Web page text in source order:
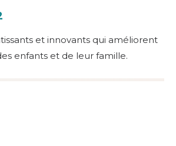
et innovants qui améliorent
enfants et de leur famille.